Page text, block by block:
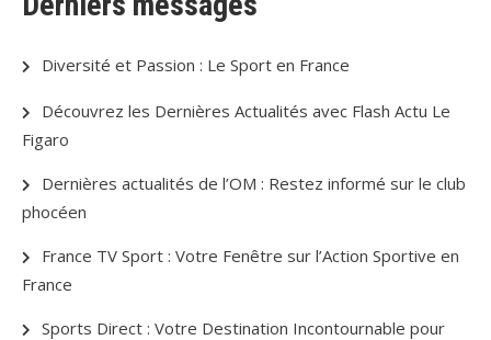
Diversité et Passion : Le Sport en France
Découvrez les Dernières Actualités avec Flash Actu Le
Figaro
Dernières actualités de l’OM : Restez informé sur le club
phocéen
France TV Sport : Votre Fenêtre sur l’Action Sportive en
France
Sports Direct : Votre Destination Incontournable pour